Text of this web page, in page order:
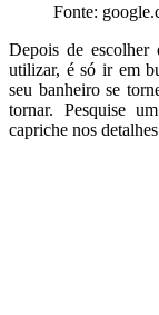
Fonte:
Depois de
utilizar, é só ir em
seu banheiro se
tornar. Pesquise
capriche nos